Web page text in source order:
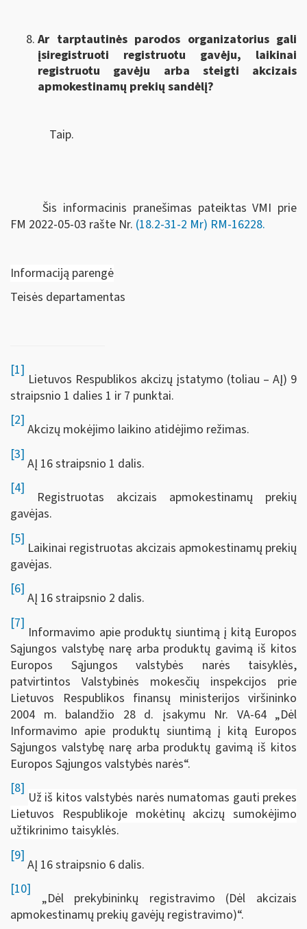
Ar tarptautinės parodos organizatorius gali
įsiregistruoti registruotu gavėju, laikinai
registruotu gavėju arba steigti akcizais
apmokestinamų prekių sandėlį?
Taip.
Šis informacinis pranešimas pateiktas VMI prie
FM 2022-05-03 rašte Nr. (18.2-31-2 Mr) RM-16228.
Informaciją parengė
Teisės departamentas
[1]
Lietuvos Respublikos akcizų įstatymo (toliau – AĮ) 9
straipsnio 1 dalies 1 ir 7 punktai.
[2]
Akcizų mokėjimo laikino atidėjimo režimas.
[3]
AĮ 16 straipsnio 1 dalis.
[4]
Registruotas akcizais apmokestinamų prekių
gavėjas.
[5]
Laikinai registruotas akcizais apmokestinamų prekių
gavėjas.
[6]
AĮ 16 straipsnio 2 dalis.
[7]
Informavimo apie produktų siuntimą į kitą Europos
Sąjungos valstybę narę arba produktų gavimą iš kitos
Europos Sąjungos valstybės narės taisyklės,
patvirtintos Valstybinės mokesčių inspekcijos prie
Lietuvos Respublikos finansų ministerijos viršininko
2004 m. balandžio 28 d. įsakymu Nr. VA-64 „Dėl
Informavimo apie produktų siuntimą į kitą Europos
Sąjungos valstybę narę arba produktų gavimą iš kitos
Europos Sąjungos valstybės narės“.
[8]
Už iš kitos valstybės narės numatomas gauti prekes
Lietuvos Respublikoje mokėtinų akcizų sumokėjimo
užtikrinimo taisyklės.
[9]
AĮ 16 straipsnio 6 dalis.
[10]
„Dėl prekybininkų registravimo (Dėl akcizais
apmokestinamų prekių gavėjų registravimo)“.